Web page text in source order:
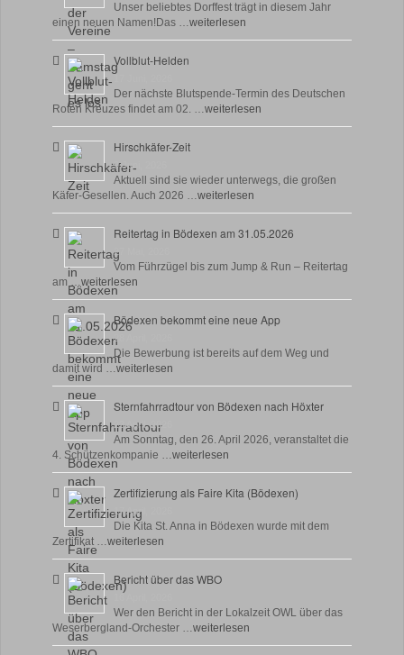
Unser beliebtes Dorffest trägt in diesem Jahr
einen neuen Namen!Das …weiterlesen
Vollblut-Helden
Der nächste Blutspende-Termin des Deutschen
Roten Kreuzes findet am 02. …weiterlesen
Hirschkäfer-Zeit
9 Juni, 2026
Aktuell sind sie wieder unterwegs, die großen
Käfer-Gesellen. Auch 2026 …weiterlesen
Reitertag in Bödexen am 31.05.2026
27 Mai, 2026
Vom Führzügel bis zum Jump & Run – Reitertag
am …weiterlesen
Bödexen bekommt eine neue App
28 April, 2026
Die Bewerbung ist bereits auf dem Weg und
damit wird …weiterlesen
Sternfahrradtour von Bödexen nach Höxter
23 April, 2026
Am Sonntag, den 26. April 2026, veranstaltet die
4. Schützenkompanie …weiterlesen
Zertifizierung als Faire Kita (Bödexen)
17 April, 2026
Die Kita St. Anna in Bödexen wurde mit dem
Zertifikat …weiterlesen
Bericht über das WBO
Wer den Bericht in der Lokalzeit OWL über das
Weserbergland-Orchester …weiterlesen